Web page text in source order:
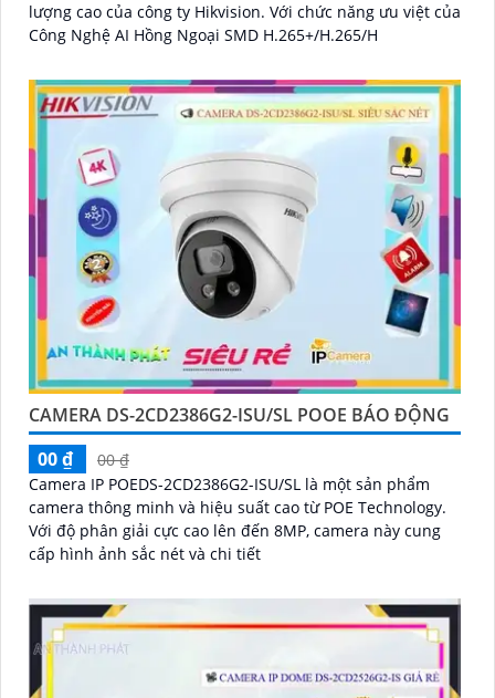
lượng cao của công ty Hikvision. Với chức năng ưu việt của
Công Nghệ AI Hồng Ngoại SMD H.265+/H.265/H
CAMERA DS-2CD2386G2-ISU/SL POOE BÁO ĐỘNG
00 ₫
00 ₫
Camera IP POEDS-2CD2386G2-ISU/SL là một sản phẩm
camera thông minh và hiệu suất cao từ POE Technology.
Với độ phân giải cực cao lên đến 8MP, camera này cung
cấp hình ảnh sắc nét và chi tiết